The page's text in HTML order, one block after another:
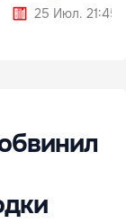
25 Июл. 21:45